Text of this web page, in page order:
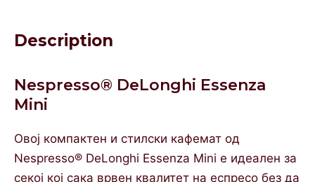
Description
Nespresso® DeLonghi Essenza
Mini
Овој компактен и стилски кафемат од
Nespresso® DeLonghi Essenza Mini е идеален за
секој кој сака врвен квалитет на еспресо без да